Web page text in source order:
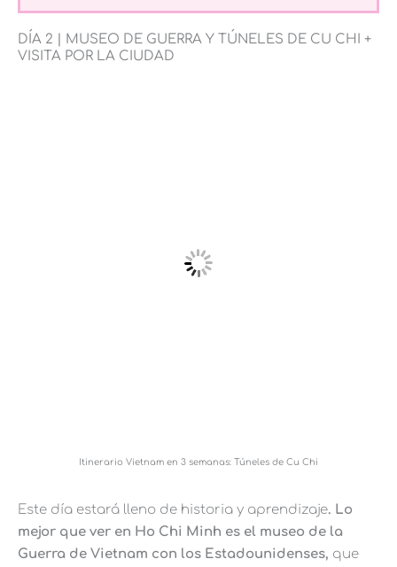
DÍA 2 | MUSEO DE GUERRA Y TÚNELES DE CU CHI +
VISITA POR LA CIUDAD
Itinerario Vietnam en 3 semanas: Túneles de Cu Chi
Este día estará lleno de historia y aprendizaje. Lo
mejor que ver en Ho Chi Minh es el museo de la
Guerra de Vietnam con los Estadounidenses, que